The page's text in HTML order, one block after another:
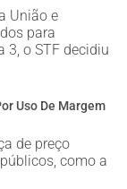
União e
para
3, o STF decidiu
Uso De Margem
de preço
como a